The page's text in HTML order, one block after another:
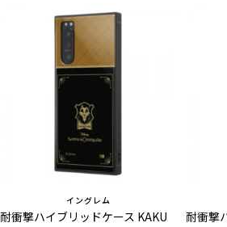
イングレム
耐衝撃ハイブリッドケース KAKU
耐衝撃